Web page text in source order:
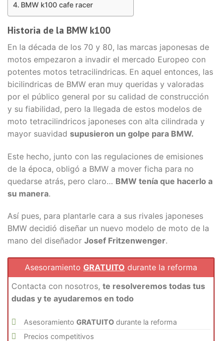
BMW k100 cafe racer
Historia de la BMW k100
En la década de los 70 y 80, las marcas japonesas de
motos empezaron a invadir el mercado Europeo con
potentes motos tetracilindricas. En aquel entonces, las
bicilindricas de BMW eran muy queridas y valoradas
por el público general por su calidad de construcción
y su fiabilidad, pero la llegada de estos modelos de
moto tetracilindricos japoneses con alta cilindrada y
mayor suavidad supusieron un golpe para BMW.
Este hecho, junto con las regulaciones de emisiones
de la época, obligó a BMW a mover ficha para no
quedarse atrás, pero claro… BMW tenía que hacerlo a
su manera.
Así pues, para plantarle cara a sus rivales japoneses
BMW decidió diseñar un nuevo modelo de moto de la
mano del diseñador Josef Fritzenwenger.
Asesoramiento GRATUITO durante la reforma
Contacta con nosotros,te resolveremos todas tus
dudas y te ayudaremos en todo
AsesoramientoGRATUITO durante la reforma
Precios competitivos